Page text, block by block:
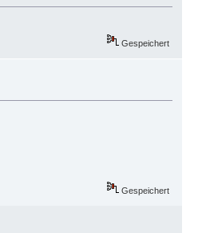
Gespeichert
Gespeichert